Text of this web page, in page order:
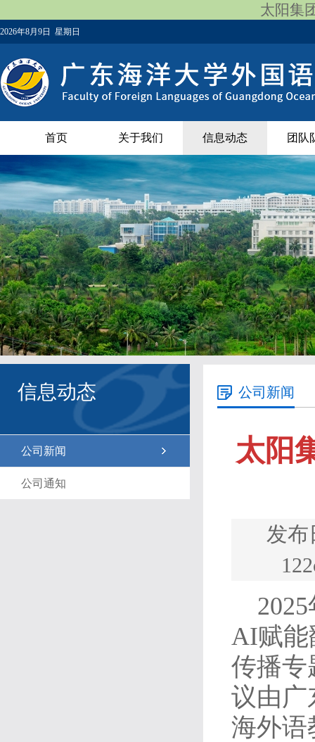
太阳集
2026年8月9日 星期日
首页 关于我们 信息动态 团队
信息动态
公司新闻
公司通知
公司新闻
太阳
发
AI赋能
传播专
议由广
海外语